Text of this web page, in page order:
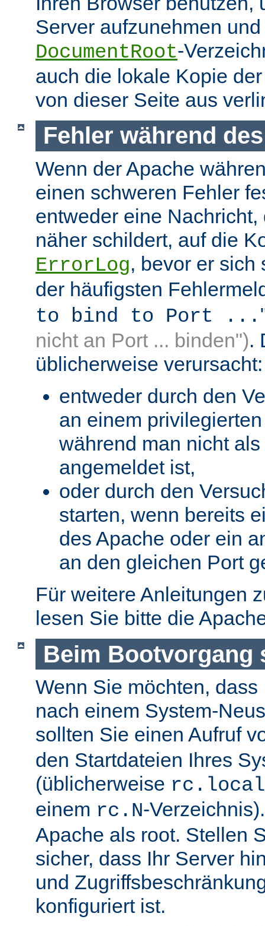
Server aufzunehmen
DocumentRoot-
auch die lokale Kopie
von dieser Seite aus
Fehler während
Wenn der Apache
einen schweren Fehler
entweder eine
näher schildert, auf die
ErrorLog, bevor er sich
der häufigsten
to bind to Port ...
nicht an Port ... binden").
üblicherweise verursacht:
entweder durch den
an einem
während man nicht
angemeldet ist,
oder durch den
starten, wenn bereits
des Apache oder ein
an den gleichen Port
Für weitere Anleitungen
lesen Sie bitte die
Beim Bootvorgang
Wenn Sie möchten,
nach einem System-
sollten Sie einen Aufruf
den Startdateien Ihres
(üblicherweise rc.local
einem rc.N-
Apache als root. Stellen
sicher, dass Ihr Server
und
konfiguriert ist.